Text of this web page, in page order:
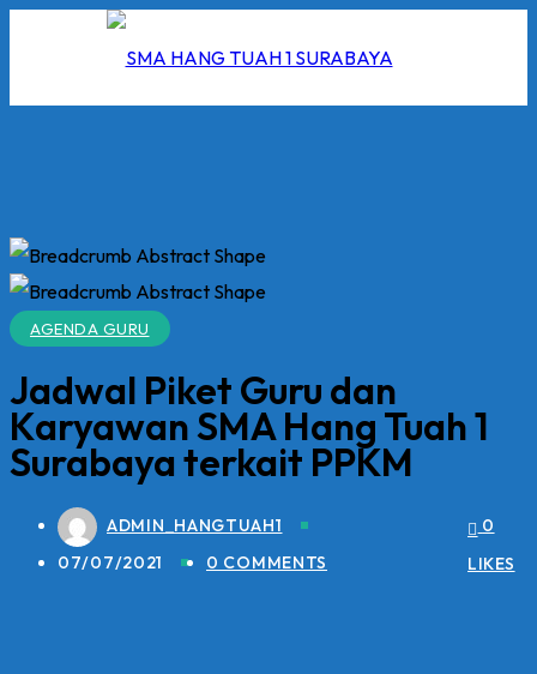
Tuah
AGENDA GURU
Jadwal Piket Guru dan
Karyawan SMA Hang Tuah 1
Surabaya terkait PPKM
ADMIN_HANGTUAH1
07/07/2021
0 COMMENTS
0
LIKES